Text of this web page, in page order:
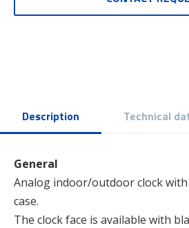
Description Technical
General
Analog indoor/outdoor clock
case.
The clock face is available with